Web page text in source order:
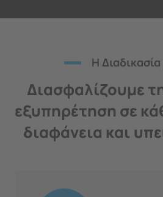
H
Διασφαλίζουμε
εξυπηρέτηση σε
διαφάνεια και